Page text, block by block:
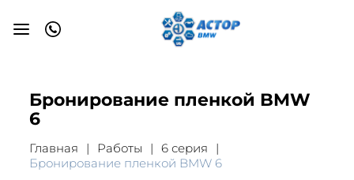
Бронирование пленкой BMW
6
Главная Работы
6 серия
Бронирование пленкой BMW 6